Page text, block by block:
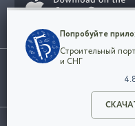
Использование сайта, в том
марки представленные на
Конфиденциальность
Мы используем файлы
наш сайт удобным для
Политикой
и принимаете условия
Попробуйте
Строительный
и СНГ